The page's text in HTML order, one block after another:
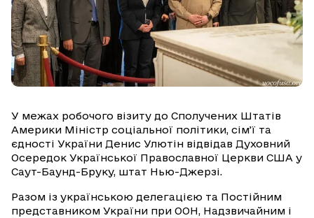
У межах робочого візиту до Сполучених Штатів
Америки Міністр соціальної політики, сім’ї та
єдності України Денис Улютін відвідав Духовний
Осередок Української Православної Церкви США у
Саут-Баунд-Бруку, штат Нью-Джерзі.
Разом із українською делегацією та Постійним
представником України при ООН, Надзвичайним і